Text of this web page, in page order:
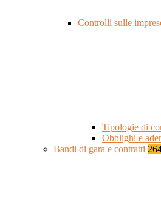
Controlli sulle
Tipologie di
Obblighi e
Bandi di gara e contratti